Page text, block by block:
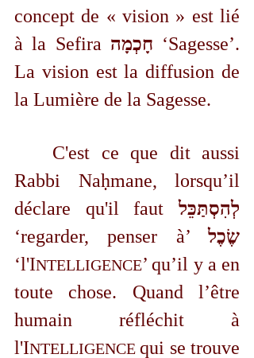
concept de « vision » est lié
à la Sefira
‘Sagesse’.
La vision est la diffusion de
la Lumière de la Sagesse.
Rabbi Naḥmane, lorsqu’il
déclare qu'il faut
‘regarder, penser à’
‘l'INTELLIGENCE’ qu’il y a en
toute chose. Quand l’être
l'INTELLIGENCE qui se trouve